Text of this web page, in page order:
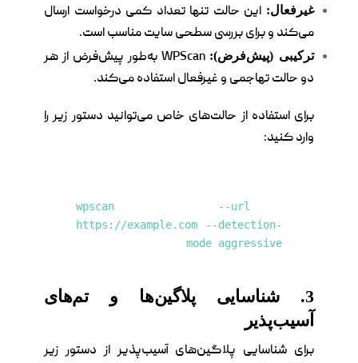
غیرفعال: این حالت تنها تعداد کمی درخواست ارسال
می‌کند و برای بررسی سطحی سایت مناسب است.
ترکیبی (پیش‌فرض):
WPScan به‌طور پیش‌فرض از هر
دو حالت تهاجمی و غیرفعال استفاده می‌کند.
برای استفاده از حالت‌های خاص می‌توانید دستور زیر را
وارد کنید:
wpscan --url
https://example.com --detection-
mode aggressive
3. شناسایی پلاگین‌ها و تم‌های
آسیب‌پذیر
برای شناسایی پلاگین‌های آسیب‌پذیر از دستور زیر